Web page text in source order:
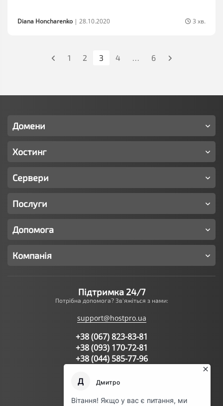
Diana Honcharenko | 28.10.2020 3 хв.
Попередня
1 2 3 4 … 6
Наступна
Домени
Хостинг
Сервери
Послуги
Допомога
Компанія
Підтримка 24/7
Потрібна допомога? Зв'яжіться з нами:
support@hostpro.ua
+38 (067) 823-83-81
+38 (093) 170-72-81
+38 (044) 585-77-96
Ми в соц.мережах: